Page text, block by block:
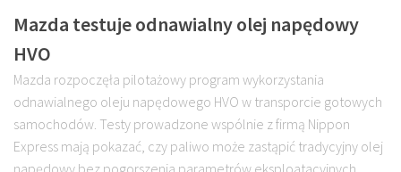
Mazda testuje odnawialny olej napędowy
HVO
Mazda rozpoczęła pilotażowy program wykorzystania
odnawialnego oleju napędowego HVO w transporcie gotowych
samochodów. Testy prowadzone wspólnie z firmą Nippon
Express mają pokazać, czy paliwo może zastąpić tradycyjny olej